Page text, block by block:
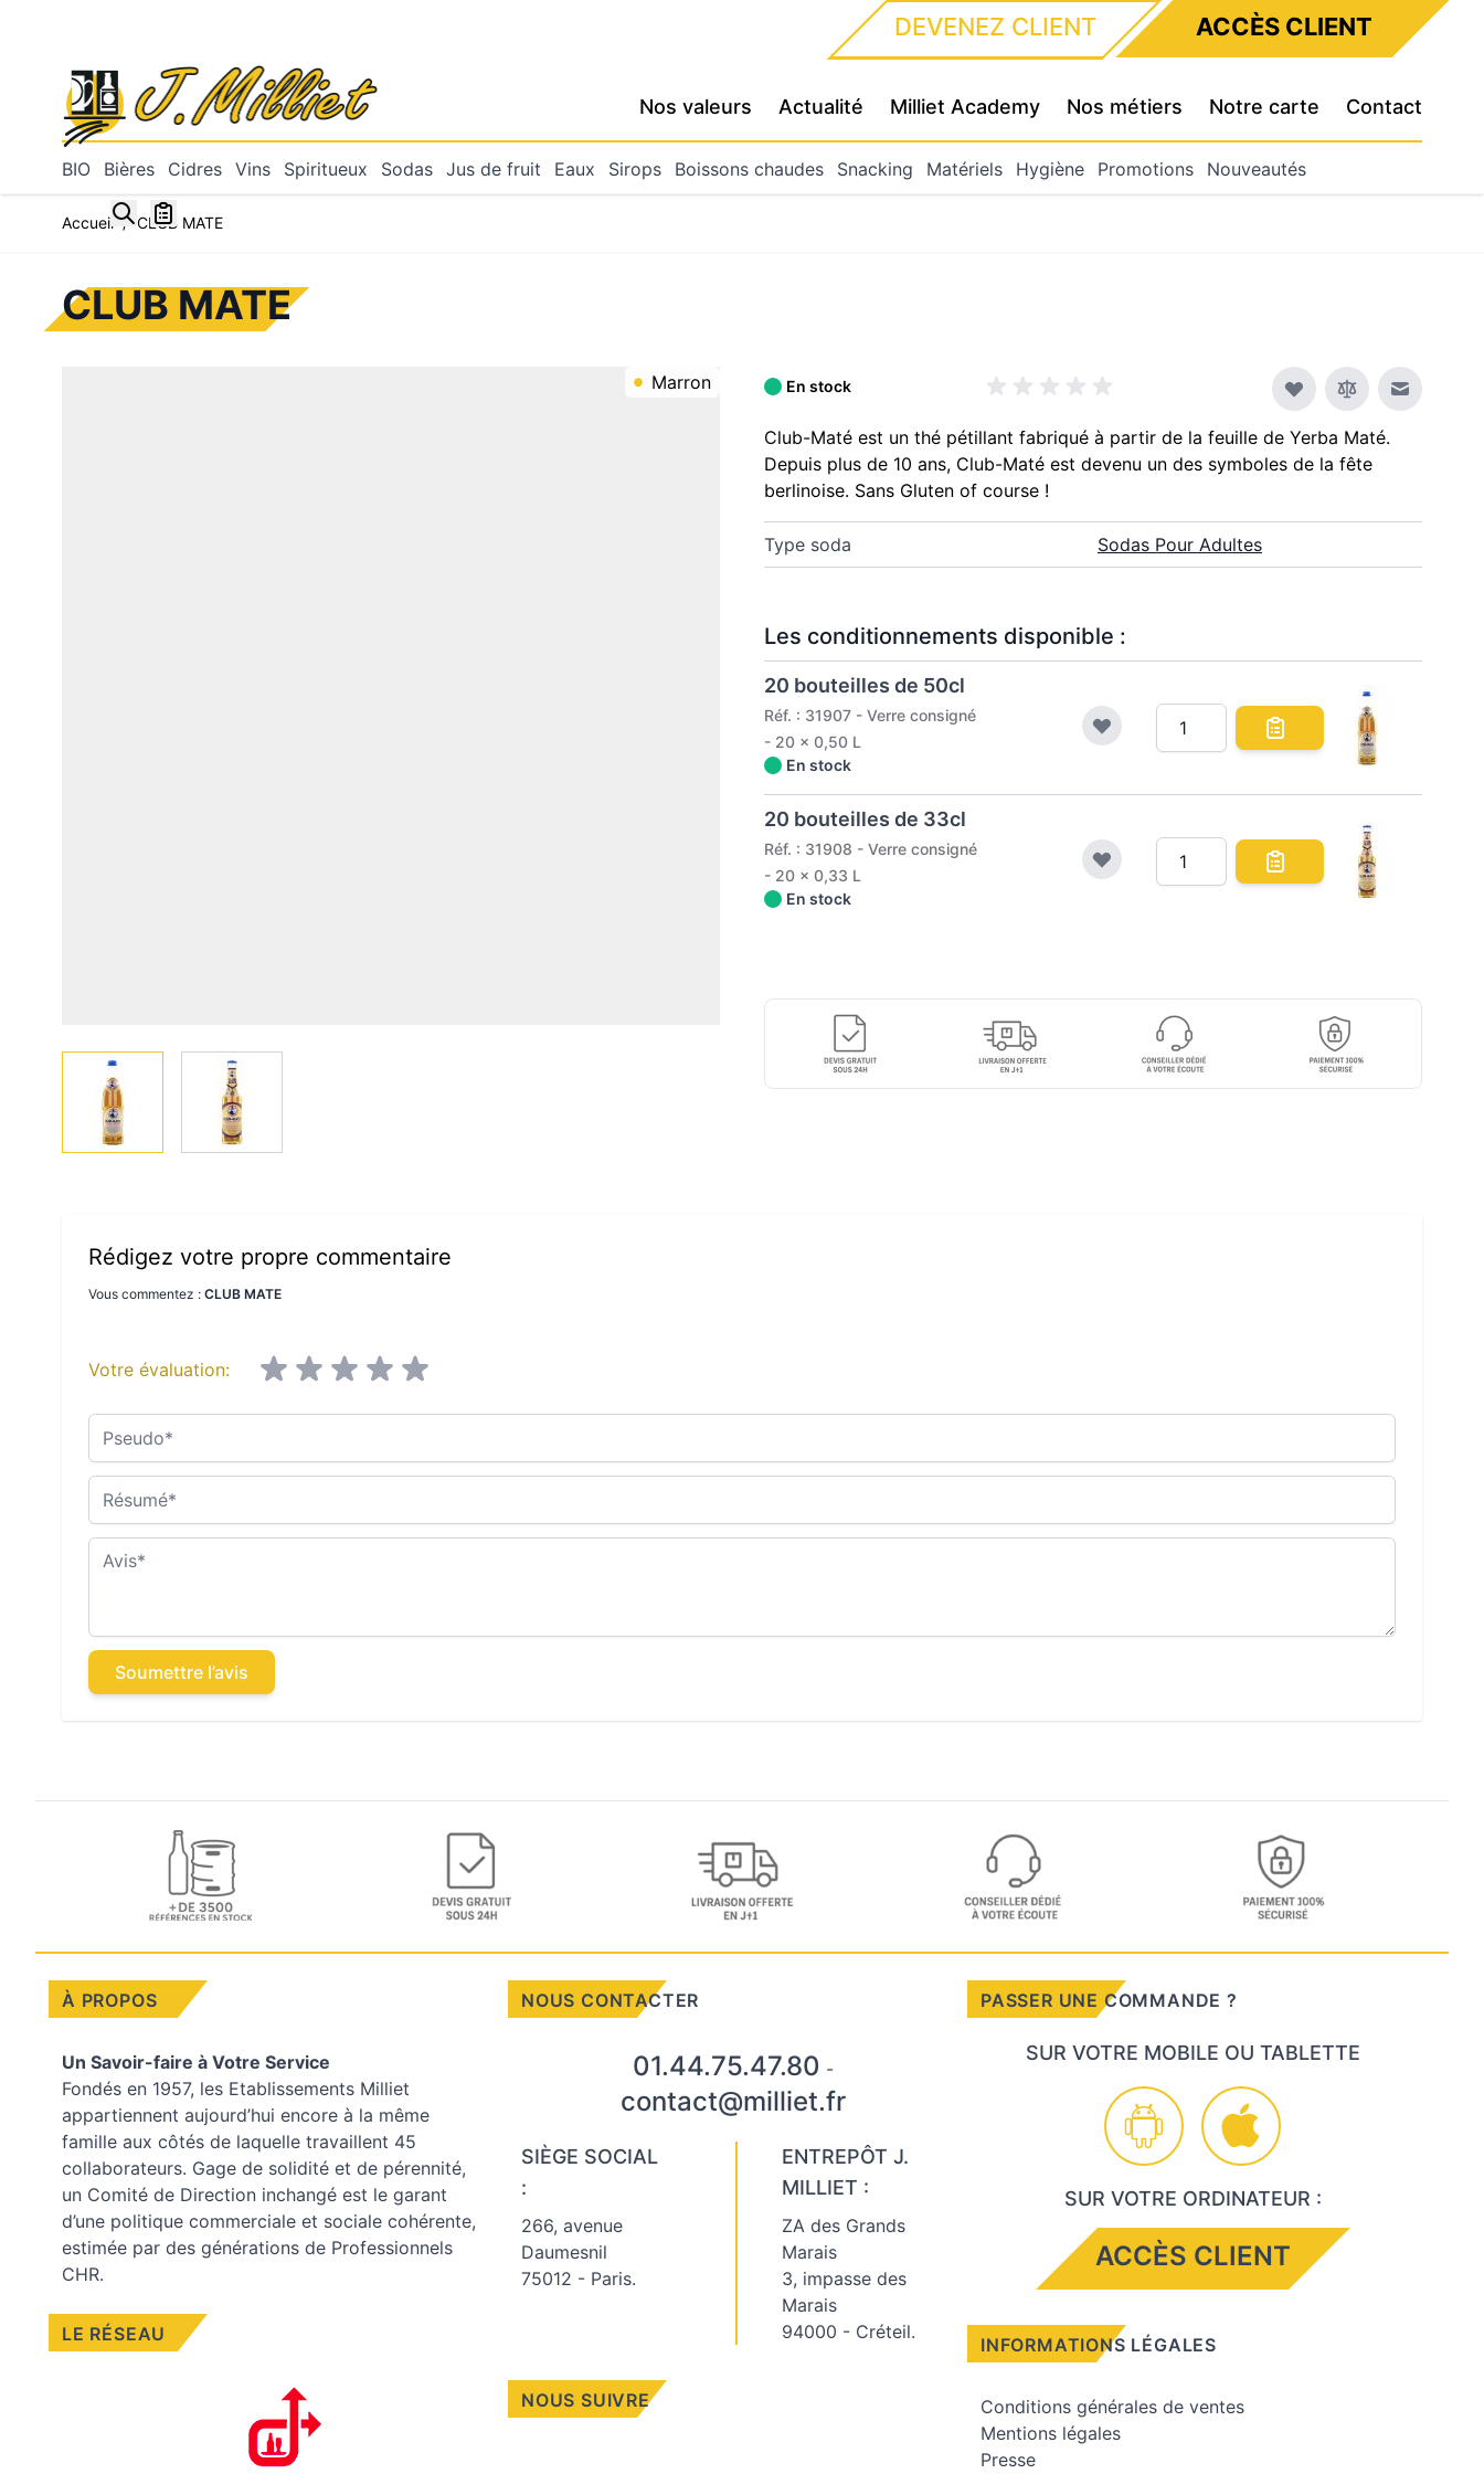
DEVENEZ CLIENT ACCÈS CLIENT
Nos valeurs Actualité Milliet Academy Nos métiers Notre carte Contact
BIO Bières Cidres Vins Spiritueux Sodas Jus de fruit Eaux Sirops Boissons chaudes Snacking Matériels Hygiène Promotions
Nouveautés
Accueil / CLUB MATE
CLUB MATE
Marron
View larger imageView larger image
En stock
Envoyer
Club-Maté est un thé pétillant fabriqué à partir de la feuille de Yerba Maté.
Depuis plus de 10 ans, Club-Maté est devenu un des symboles de la fête
berlinoise. Sans Gluten of course !
Type soda Sodas Pour Adultes
Les conditionnements disponible :
20 bouteilles de 50cl
Réf. : 31907 - Verre consigné
- 20 x 0,50 L
En stock
20 bouteilles de 33cl
Réf. : 31908 - Verre consigné
- 20 x 0,33 L
En stock
Rédigez votre propre commentaire
Vous commentez : CLUB MATE
Votre évaluation:
Pseudo
Résumé
Avis
Soumettre l’avis
À PROPOS
Un Savoir-faire à Votre Service
Fondés en 1957, les Etablissements Milliet
appartiennent aujourd’hui encore à la même
famille aux côtés de laquelle travaillent 45
collaborateurs. Gage de solidité et de pérennité,
un Comité de Direction inchangé est le garant
d’une politique commerciale et sociale cohérente,
estimée par des générations de Professionnels
CHR.
LE RÉSEAU
NOUS CONTACTER
01.44.75.47.80 -
contact@milliet.fr
SIÈGE SOCIAL
:
266, avenue
Daumesnil
75012 - Paris.
ENTREPÔT J.
MILLIET :
ZA des Grands
Marais
3, impasse des
Marais
94000 - Créteil.
NOUS SUIVRE
PASSER UNE COMMANDE ?
SUR VOTRE MOBILE OU TABLETTE
SUR VOTRE ORDINATEUR :
ACCÈS CLIENT
INFORMATIONS LÉGALES
Conditions générales de ventes
Mentions légales
Presse